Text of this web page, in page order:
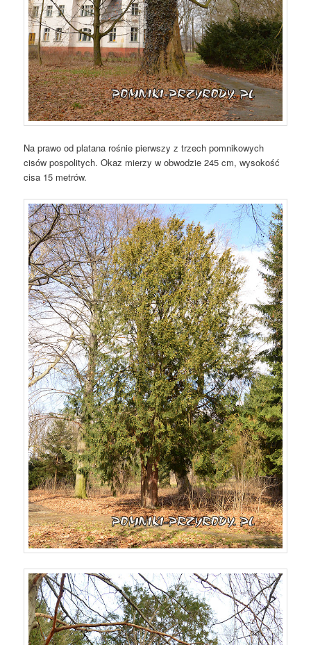
Na prawo od platana rośnie pierwszy z trzech pomnikowych
cisów pospolitych. Okaz mierzy w obwodzie 245 cm, wysokość
cisa 15 metrów.